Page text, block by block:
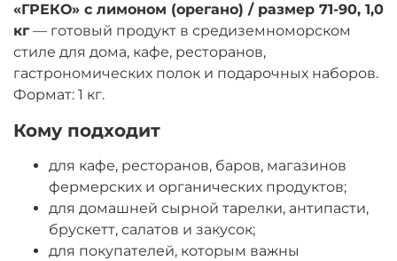
«ГРЕКО» с лимоном (орегано) / размер 71-90, 1,0
кг — готовый продукт в средиземноморском
стиле для дома, кафе, ресторанов,
гастрономических полок и подарочных наборов.
Формат: 1 кг.
Кому подходит
для кафе, ресторанов, баров, магазинов
фермерских и органических продуктов;
для домашней сырной тарелки, антипасти,
брускетт, салатов и закусок;
для покупателей, которым важны